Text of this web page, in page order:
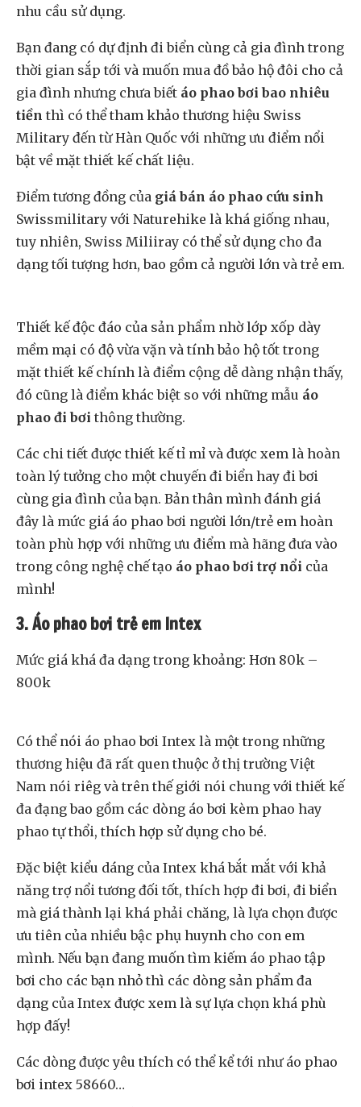
nhu cầu sử dụng.
Bạn đang có dự định đi biển cùng cả gia đình trong
thời gian sắp tới và muốn mua đồ bảo hộ đôi cho cả
gia đình nhưng chưa biết áo phao bơi bao nhiêu
tiền thì có thể tham khảo thương hiệu Swiss
Military đến từ Hàn Quốc với những ưu điểm nổi
bật về mặt thiết kế chất liệu.
Điểm tương đồng của giá bán áo phao cứu sinh
Swissmilitary với Naturehike là khá giống nhau,
tuy nhiên, Swiss Miliiray có thể sử dụng cho đa
dạng tối tượng hơn, bao gồm cả người lớn và trẻ em.
Thiết kế độc đáo của sản phẩm nhờ lớp xốp dày
mềm mại có độ vừa vặn và tính bảo hộ tốt trong
mặt thiết kế chính là điểm cộng dễ dàng nhận thấy,
đó cũng là điểm khác biệt so với những mẫu áo
phao đi bơi thông thường.
Các chi tiết được thiết kế tỉ mỉ và được xem là hoàn
toàn lý tưởng cho một chuyến đi biển hay đi bơi
cùng gia đình của bạn. Bản thân mình đánh giá
đây là mức giá áo phao bơi người lớn/trẻ em hoàn
toàn phù hợp với những ưu điểm mà hãng đưa vào
trong công nghệ chế tạo áo phao bơi trợ nổi của
mình!
3. Áo phao bơi trẻ em Intex
Mức giá khá đa dạng trong khoảng: Hơn 80k –
800k
Có thể nói áo phao bơi Intex là một trong những
thương hiệu đã rất quen thuộc ở thị trường Việt
Nam nói riêg và trên thế giới nói chung với thiết kế
đa đạng bao gồm các dòng áo bơi kèm phao hay
phao tự thổi, thích hợp sử dụng cho bé.
Đặc biệt kiểu dáng của Intex khá bắt mắt với khả
năng trợ nổi tương đối tốt, thích hợp đi bơi, đi biển
mà giá thành lại khá phải chăng, là lựa chọn được
ưu tiên của nhiều bậc phụ huynh cho con em
mình. Nếu bạn đang muốn tìm kiếm áo phao tập
bơi cho các bạn nhỏ thì các dòng sản phẩm đa
dạng của Intex được xem là sự lựa chọn khá phù
hợp đấy!
Các dòng được yêu thích có thể kể tới như áo phao
bơi intex 58660…